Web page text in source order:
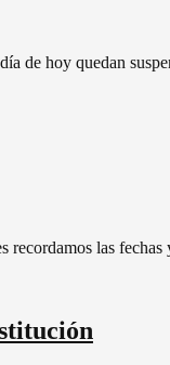
de hoy quedan
las